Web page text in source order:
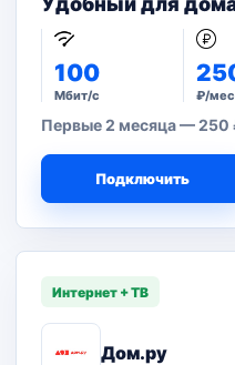
100
Мбит/с ₽/мес
Первые 2 месяца — 250
Подключить
Интернет + ТВ
Дом.ру